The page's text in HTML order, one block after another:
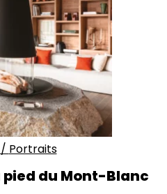
Portraits
pied du Mont-Blanc